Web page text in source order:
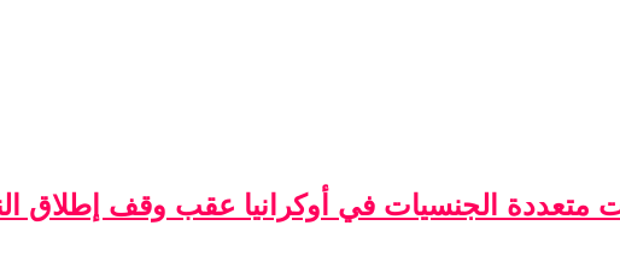
الجنسيات في أوكرانيا عقب وقف إطلاق